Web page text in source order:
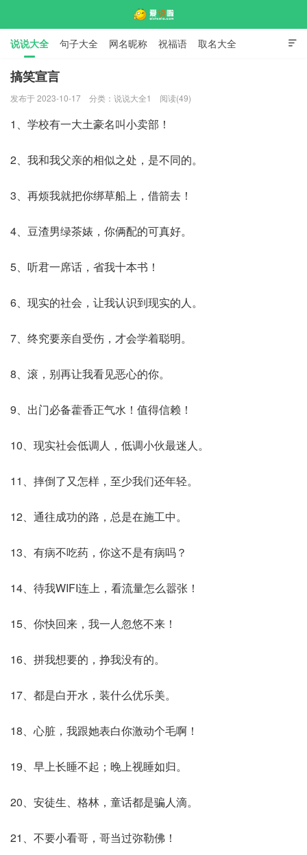

说说大全 句子大全 网名昵称 祝福语 取名大全
标语口号
搞笑宣言
发布于 2023-10-17 分类： 说说大全1 阅读(49)
1、学校有一大土豪名叫小卖部！
2、我和我父亲的相似之处，是不同的。
3、再烦我就把你绑草船上，借箭去！
4、豆渣男绿茶婊，你俩配的可真好。
5、听君一席话，省我十本书！
6、现实的社会，让我认识到现实的人。
7、终究要亲自受伤，才会学着聪明。
8、滚，别再让我看见恶心的你。
9、出门必备藿香正气水！值得信赖！
10、现实社会低调人，低调小伙最迷人。
11、摔倒了又怎样，至少我们还年轻。
12、通往成功的路，总是在施工中。
13、有病不吃药，你这不是有病吗？
14、待我WIFI连上，看流量怎么嚣张！
15、你快回来，我一人忽悠不来！
16、拼我想要的，挣我没有的。
17、都是白开水，装什么优乐美。
18、心脏，我跟她表白你激动个毛啊！
19、早上长睡不起；晚上视睡如归。
20、安徒生、格林，童话都是骗人滴。
21、不要小看哥，哥当过弥勒佛！